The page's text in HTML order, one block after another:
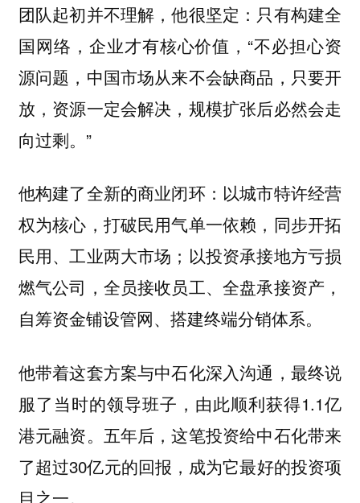
团队起初并不理解，他很坚定：只有构建全
国网络，企业才有核心价值，“不必担心资
源问题，中国市场从来不会缺商品，只要开
放，资源一定会解决，规模扩张后必然会走
向过剩。”
他构建了全新的商业闭环：以城市特许经营
权为核心，打破民用气单一依赖，同步开拓
民用、工业两大市场；以投资承接地方亏损
燃气公司，全员接收员工、全盘承接资产，
自筹资金铺设管网、搭建终端分销体系。
他带着这套方案与中石化深入沟通，最终说
服了当时的领导班子，由此顺利获得1.1亿
港元融资。五年后，这笔投资给中石化带来
了超过30亿元的回报，成为它最好的投资项
目之一。